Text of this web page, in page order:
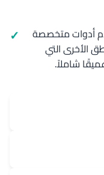
أدوات متخصصة
الأخرى التي
شاملاً.